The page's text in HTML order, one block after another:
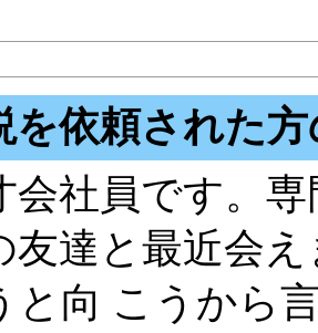
を依頼された
会社員です。
友達と最近会
と向 こうから